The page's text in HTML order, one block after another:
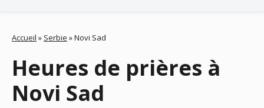
Accueil » Serbie »Novi Sad
Heures de prières à
Novi Sad